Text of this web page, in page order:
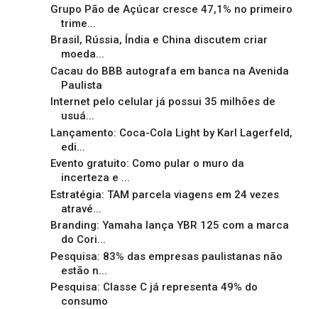
Grupo Pão de Açúcar cresce 47,1% no primeiro
trime...
Brasil, Rússia, Índia e China discutem criar
moeda...
Cacau do BBB autografa em banca na Avenida
Paulista
Internet pelo celular já possui 35 milhões de
usuá...
Lançamento: Coca-Cola Light by Karl Lagerfeld,
edi...
Evento gratuito: Como pular o muro da
incerteza e ...
Estratégia: TAM parcela viagens em 24 vezes
atravé...
Branding: Yamaha lança YBR 125 com a marca
do Cori...
Pesquisa: 83% das empresas paulistanas não
estão n...
Pesquisa: Classe C já representa 49% do
consumo